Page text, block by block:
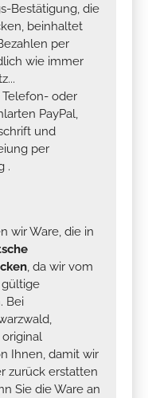
Bestätigung, die
beinhaltet
per
wie immer
oder
PayPal,
und
per
.
wir Ware, die in
, da wir vom
Bei
Ihnen, damit wir
zurück erstatten
Sie die Ware an